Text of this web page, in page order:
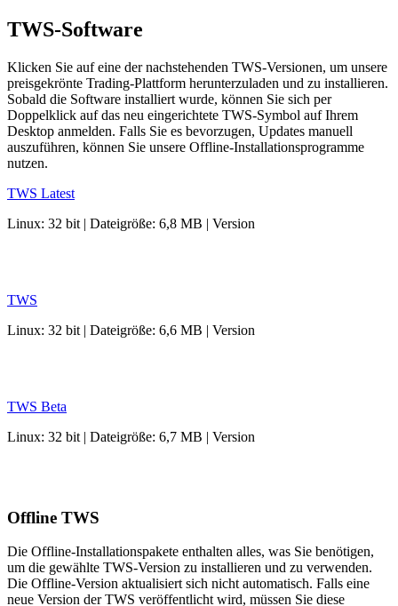
TWS-Software
Klicken Sie auf eine der nachstehenden TWS-Versionen, um unsere
preisgekrönte Trading-Plattform herunterzuladen und zu installieren.
Sobald die Software installiert wurde, können Sie sich per
Doppelklick auf das neu eingerichtete TWS-Symbol auf Ihrem
Desktop anmelden. Falls Sie es bevorzugen, Updates manuell
auszuführen, können Sie unsere Offline-Installationsprogramme
nutzen.
TWS Latest
Linux: 32 bit | Dateigröße: 6,8 MB | Version
TWS
Linux: 32 bit | Dateigröße: 6,6 MB | Version
TWS Beta
Linux: 32 bit | Dateigröße: 6,7 MB | Version
Offline TWS
Die Offline-Installationspakete enthalten alles, was Sie benötigen,
um die gewählte TWS-Version zu installieren und zu verwenden.
Die Offline-Version aktualisiert sich nicht automatisch. Falls eine
neue Version der TWS veröffentlicht wird, müssen Sie diese